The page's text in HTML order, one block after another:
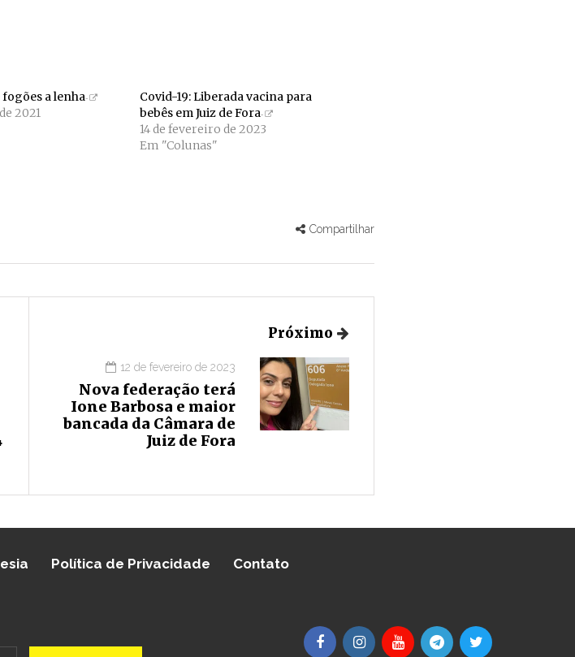
a lenha
2021
Covid-19: Liberada vacina para
bebês em Juiz de Fora
14 de fevereiro de 2023
Em "Colunas"
Compartilhar
Próximo
12 de fevereiro de 2023
Nova federação terá
Ione Barbosa e maior
bancada da Câmara de
Juiz de Fora
Política de Privacidade Contato